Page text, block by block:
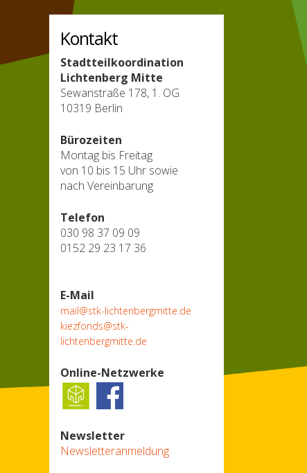
Kontakt
Stadtteilkoordination
Lichtenberg Mitte
Sewanstraße 178, 1. OG
10319 Berlin
Bürozeiten
Montag bis Freitag
von 10 bis 15 Uhr sowie
nach Vereinbarung
Telefon
030 98 37 09 09
0152 29 23 17 36
E-Mail
mail@stk-lichtenbergmitte.de
kiezfonds@stk-
lichtenbergmitte.de
Online-Netzwerke
Newsletter
Newsletteranmeldung